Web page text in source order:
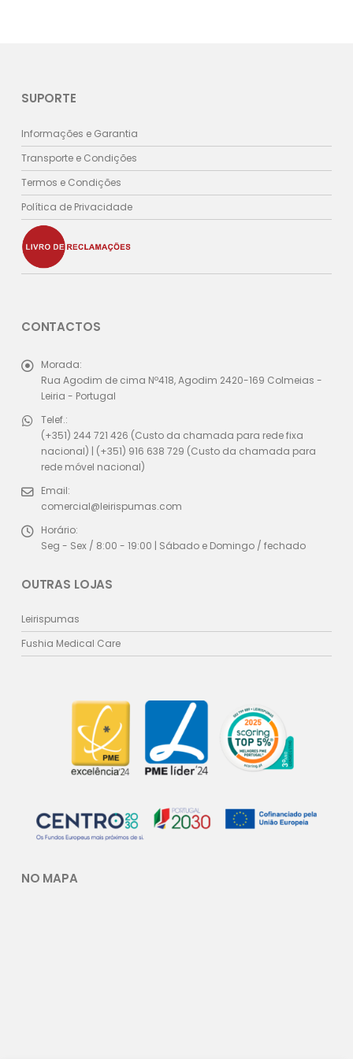
SUPORTE
Informações e Garantia
Transporte e Condições
Termos e Condições
Política de Privacidade
CONTACTOS
Morada:
Rua Agodim de cima Nº418, Agodim 2420-169 Colmeias -
Leiria - Portugal
Telef.:
(+351) 244 721 426 (Custo da chamada para rede fixa
nacional) | (+351) 916 638 729 (Custo da chamada para
rede móvel nacional)
Email:
comercial@leirispumas.com
Horário:
Seg - Sex / 8:00 - 19:00 | Sábado e Domingo / fechado
OUTRAS LOJAS
Leirispumas
Fushia Medical Care
NO MAPA